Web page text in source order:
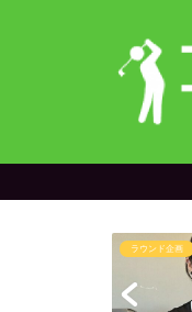
ラウンド企画